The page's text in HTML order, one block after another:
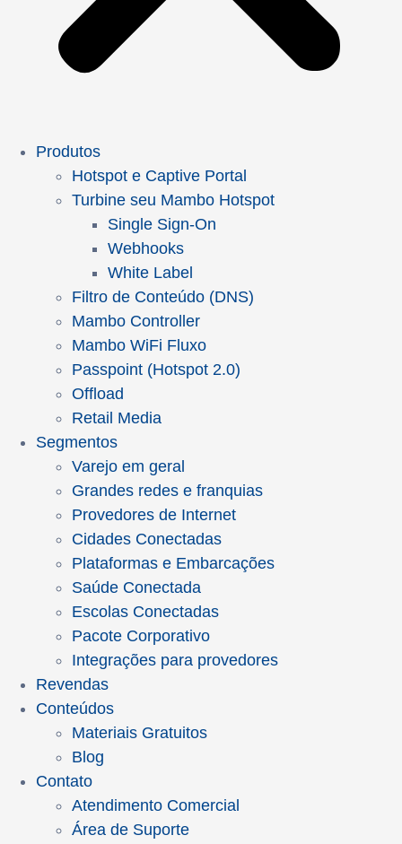
Produtos
Hotspot e Captive Portal
Turbine seu Mambo Hotspot
Single Sign-On
Webhooks
White Label
Filtro de Conteúdo (DNS)
Mambo Controller
Mambo WiFi Fluxo
Passpoint (Hotspot 2.0)
Offload
Retail Media
Segmentos
Varejo em geral
Grandes redes e franquias
Provedores de Internet
Cidades Conectadas
Plataformas e Embarcações
Saúde Conectada
Escolas Conectadas
Pacote Corporativo
Integrações para provedores
Revendas
Conteúdos
Materiais Gratuitos
Blog
Contato
Atendimento Comercial
Área de Suporte